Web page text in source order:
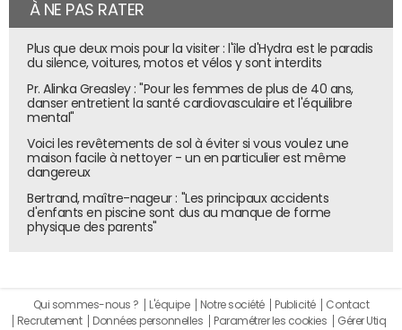
À NE PAS RATER
Plus que deux mois pour la visiter : l'île d'Hydra est le paradis
du silence, voitures, motos et vélos y sont interdits
Pr. Alinka Greasley : "Pour les femmes de plus de 40 ans,
danser entretient la santé cardiovasculaire et l'équilibre
mental"
Voici les revêtements de sol à éviter si vous voulez une
maison facile à nettoyer - un en particulier est même
dangereux
Bertrand, maître-nageur : "Les principaux accidents
d'enfants en piscine sont dus au manque de forme
physique des parents"
Qui sommes-nous ? L'équipe Notre société Publicité
Contact
Recrutement
Données personnelles Paramétrer les cookies Gérer Utiq